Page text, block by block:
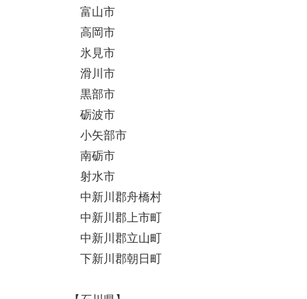
富山市
高岡市
氷見市
滑川市
黒部市
砺波市
小矢部市
南砺市
射水市
中新川郡舟橋村
中新川郡上市町
中新川郡立山町
下新川郡朝日町